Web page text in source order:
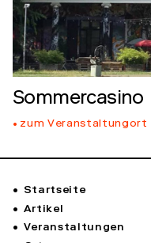
Sommercasino
zum Veranstaltungort
Startseite
Artikel
Veranstaltungen